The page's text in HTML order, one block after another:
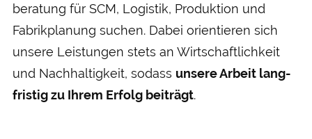
beratung für SCM, Logistik, Produktion und
Fabrik­planung suchen. Dabei orientieren sich
unsere Leistungen stets an Wirtschaftlich­keit
und Nach­haltig­keit, sodass unsere Arbeit lang­
fristig zu Ihrem Erfolg bei­trägt.